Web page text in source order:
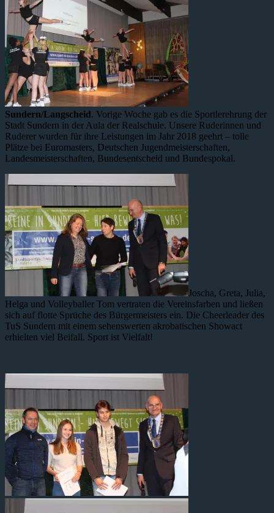
Sundern/Langscheid. Vorige Woche gab es die Sportlerehrung der
Stadt Sundern in der Aula der Realschule. Unsere Ruderinnen und
Ruderer wurden für ihre Leistungen im Jahr 2018 geehrt – tolle
Plätze bei Euromasters, Deutschen Jugendmeisterschaften,
Landesmeisterschaften, Bundesentscheid und Bundespokal.
Joscha, Greta, Julia,
Helga und Volleyballer Tom vertraten die Vereinsfarben und ließen
sich auf flotte Sprüche des Bürgermeisters ein. Die Cheerleader des
TuS Sundern mit einem sehenswerten akrobatischen Showact
erhielten viel Beifall. Sport ist Vielfalt!